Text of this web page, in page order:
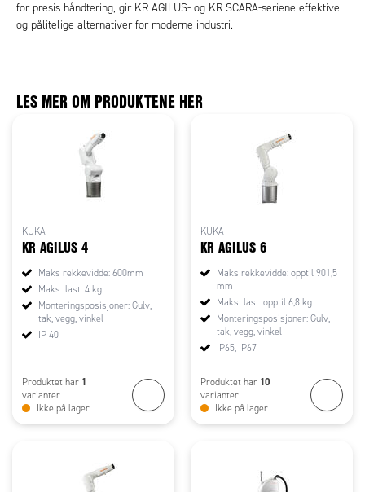
for presis håndtering, gir KR AGILUS- og KR SCARA-seriene effektive
og pålitelige alternativer for moderne industri.
LES MER OM PRODUKTENE HER
KUKA
KR AGILUS 4
Maks rekkevidde: 600mm
Maks. last: 4 kg
Monteringsposisjoner: Gulv,
tak, vegg, vinkel
IP 40
Produktet har 1
varianter
Ikke på lager
KUKA
KR AGILUS 6
Maks rekkevidde: opptil 901,5
mm
Maks. last: opptil 6,8 kg
Monteringsposisjoner: Gulv,
tak, vegg, vinkel
IP65, IP67
Produktet har 10
varianter
Ikke på lager